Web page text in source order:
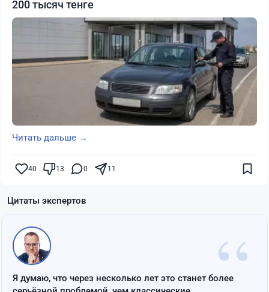
200 тысяч тенге
Читать дальше →
40 13 0 11
Цитаты экспертов
“
Я думаю, что через несколько лет это станет более